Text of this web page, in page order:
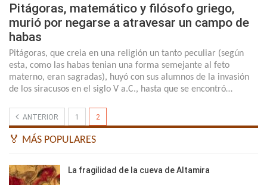
Pitágoras, matemático y filósofo griego,
murió por negarse a atravesar un campo de
habas
Pitágoras, que creia en una religión un tanto peculiar (según
esta, como las habas tenian una forma semejante al feto
materno, eran sagradas), huyó con sus alumnos de la invasión
de los siracusos en el siglo V a.C., hasta que se encontró…
ANTERIOR 1 2
🏅 MÁS POPULARES
La fragilidad de la cueva de Altamira